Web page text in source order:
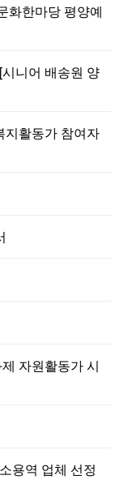
화한마당 평양예
니어 배송원 양
지활동가 참여자
자원활동가 시
용역 업체 선정